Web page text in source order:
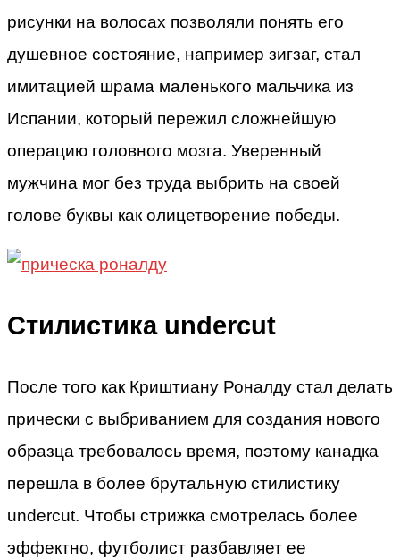
рисунки на волосах позволяли понять его
душевное состояние, например зигзаг, стал
имитацией шрама маленького мальчика из
Испании, который пережил сложнейшую
операцию головного мозга. Уверенный
мужчина мог без труда выбрить на своей
голове буквы как олицетворение победы.
Стилистика undercut
После того как Криштиану Роналду стал делать
прически с выбриванием для создания нового
образца требовалось время, поэтому канадка
перешла в более брутальную стилистику
undercut. Чтобы стрижка смотрелась более
эффектно, футболист разбавляет ее